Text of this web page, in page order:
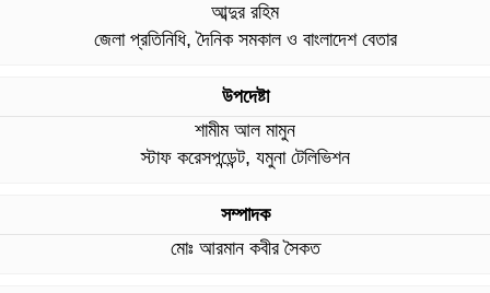
আব্দুর রহিম
জেলা প্রতিনিধি, দৈনিক সমকাল ও বাংলাদেশ বেতার
উপদেষ্টা
শামীম আল মামুন
স্টাফ করেসপন্ডেন্ট, যমুনা টেলিভিশন
সম্পাদক
মোঃ আরমান কবীর সৈকত